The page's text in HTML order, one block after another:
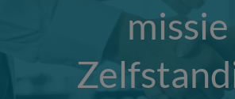
missie